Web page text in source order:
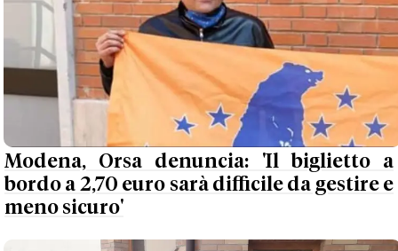
Modena, Orsa denuncia: 'Il biglietto a
bordo a 2,70 euro sarà difficile da gestire e
meno sicuro'